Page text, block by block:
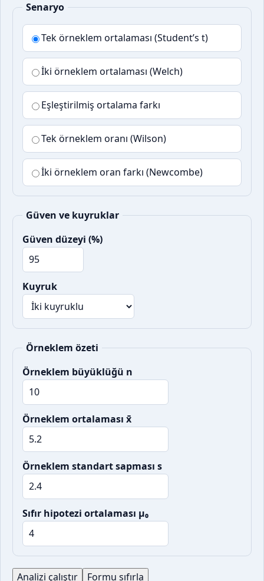
Senaryo
Tek örneklem ortalaması (Student’s t)
İki örneklem ortalaması (Welch)
Eşleştirilmiş ortalama farkı
Tek örneklem oranı (Wilson)
İki örneklem oran farkı (Newcombe)
Güven ve kuyruklar
Güven düzeyi (%)
Kuyruk
Örneklem özeti
Örneklem büyüklüğü n
Örneklem ortalaması x̄
Örneklem standart sapması s
Sıfır hipotezi ortalaması μ₀
Analizi çalıştır Formu sıfırla